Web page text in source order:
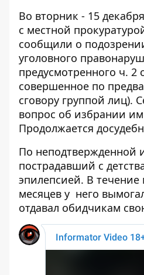
Во вторник - 15
с местной
сообщили о
уголовного
предусмотренного ч. 2
совершенное по
сговору группой лиц).
вопрос об избрании
Продолжается
По неподтвержденной
пострадавший с
эпилепсией. В течение
месяцев у него
отдавал обидчикам